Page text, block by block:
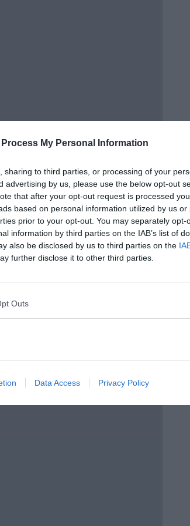
Process My Personal Information
sharing to third parties, or processing of your
advertising by us, please use the below opt-out
that after your opt-out request is processed
based on personal information utilized by us or
prior to your opt-out. You may separately opt-
information by third parties on the IAB’s list of
also be disclosed by us to third parties on the
further disclose it to other third parties.
Outs
Data Access Privacy Policy